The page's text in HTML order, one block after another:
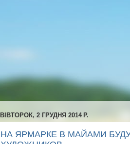
ВІВТОРОК, 2 ГРУДНЯ 2014 Р.
НА ЯРМАРКЕ В МАЙАМИ